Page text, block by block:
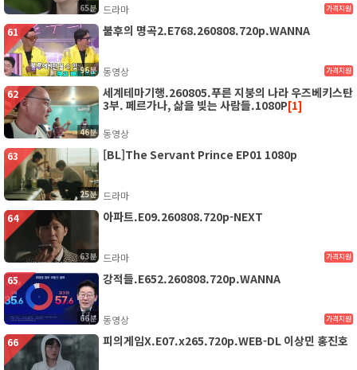
65분 드라마 가격지원
96분
61 불후의 명곡2.E768.260808.720p.WANNA
동영상 가격지원
46분
62
세계테마기행.260805.푸른 지붕의 나라 우즈베키스탄
3부. 페르가나, 삶을 빚는 사람들.1080P[1]
동영상
25분
63 [BL]The Servant Prince EP01 1080p
드라마
63분
64 아파트.E09.260808.720p-NEXT
드라마 가격지원
66분
65 강적들.E652.260808.720p.WANNA
동영상 가격지원
66 피의게임X.E07.x265.720p.WEB-DL 이상민 홍진호